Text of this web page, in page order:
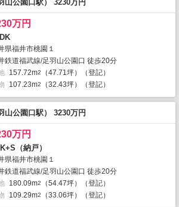
山公園口駅） 3230万円
万円
県福井市桃園１
鉄道福武線/足羽山公園口 徒歩20分
157.72m2
（47.71坪）（登記）
107.23m2 （32.43坪）（登記）
山公園口駅） 3230万円
万円
（納戸）
県福井市桃園１
鉄道福武線/足羽山公園口 徒歩20分
180.09m2
（54.47坪）（登記）
109.29m2 （33.06坪）（登記）